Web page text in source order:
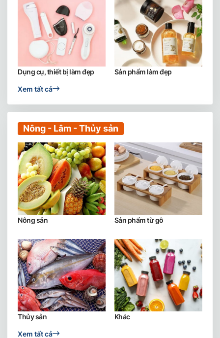
Dụng cụ, thiết bị làm đẹp Sản phẩm làm đẹp
Xem tất cả
Nông - Lâm - Thủy sản
Nông sản Sản phẩm từ gỗ
Thủy sản Khác
Xem tất cả